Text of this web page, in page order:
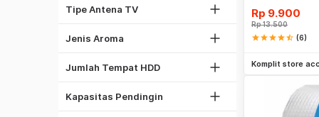
Tipe Antena TV
Antena Omni
Jenis Aroma
Spicy
Jumlah Tempat HDD
5
Kapasitas Pendingin
2 PK
2
Rp 9.900
Rp13.500
starstarstarstarstar_half (6)
Komplit store acc